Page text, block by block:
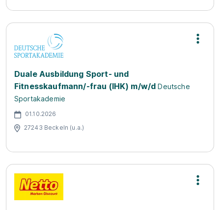
Duale Ausbildung Sport- und
Fitnesskaufmann/-frau (IHK) m/w/d Deutsche
Sportakademie
01.10.2026
27243 Beckeln (u.a.)